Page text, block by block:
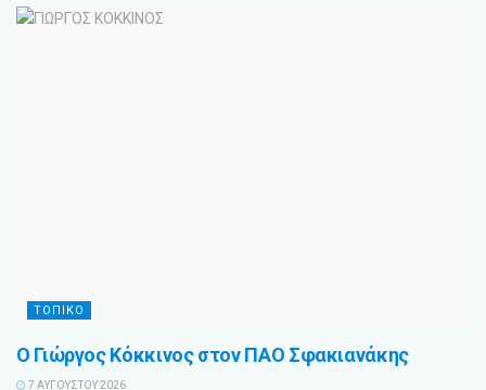
ΤΟΠΙΚΟ
Ο Γιώργος Κόκκινος στον ΠΑΟ Σφακιανάκης
7 ΑΥΓΟΎΣΤΟΥ 2026